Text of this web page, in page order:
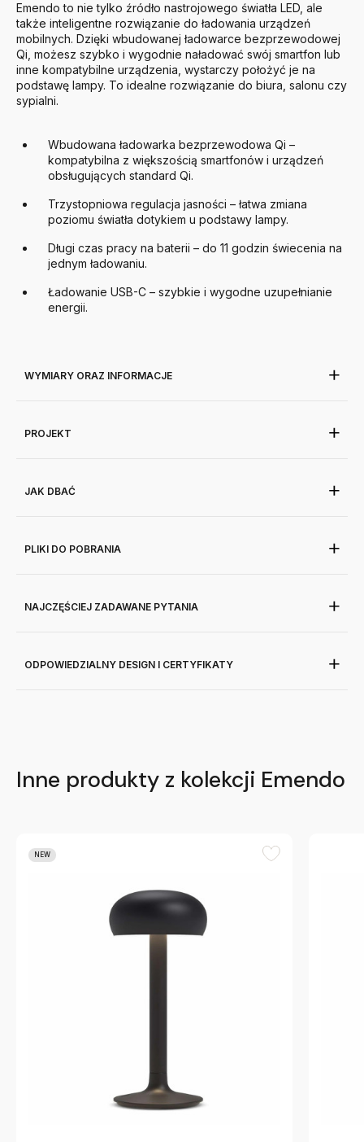
Emendo to nie tylko źródło nastrojowego światła LED, ale
także inteligentne rozwiązanie do ładowania urządzeń
mobilnych. Dzięki wbudowanej ładowarce bezprzewodowej
Qi, możesz szybko i wygodnie naładować swój smartfon lub
inne kompatybilne urządzenia, wystarczy położyć je na
podstawę lampy. To idealne rozwiązanie do biura, salonu czy
sypialni.
Wbudowana ładowarka bezprzewodowa Qi –
kompatybilna z większością smartfonów i urządzeń
obsługujących standard Qi.
Trzystopniowa regulacja jasności – łatwa zmiana
poziomu światła dotykiem u podstawy lampy.
Długi czas pracy na baterii – do 11 godzin świecenia na
jednym ładowaniu.
Ładowanie USB-C – szybkie i wygodne uzupełnianie
energii.
WYMIARY ORAZ INFORMACJE
PROJEKT
JAK DBAĆ
PLIKI DO POBRANIA
NAJCZĘŚCIEJ ZADAWANE PYTANIA
ODPOWIEDZIALNY DESIGN I CERTYFIKATY
Inne produkty z kolekcji Emendo
NEW